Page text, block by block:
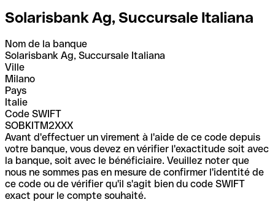
Solarisbank Ag, Succursale Italiana
Nom de la banque
Solarisbank Ag, Succursale Italiana
Ville
Milano
Pays
Italie
Code SWIFT
SOBKITM2XXX
Avant d'effectuer un virement à l'aide de ce code depuis
votre banque, vous devez en vérifier l'exactitude soit avec
la banque, soit avec le bénéficiaire. Veuillez noter que
nous ne sommes pas en mesure de confirmer l'identité de
ce code ou de vérifier qu'il s'agit bien du code SWIFT
exact pour le compte souhaité.